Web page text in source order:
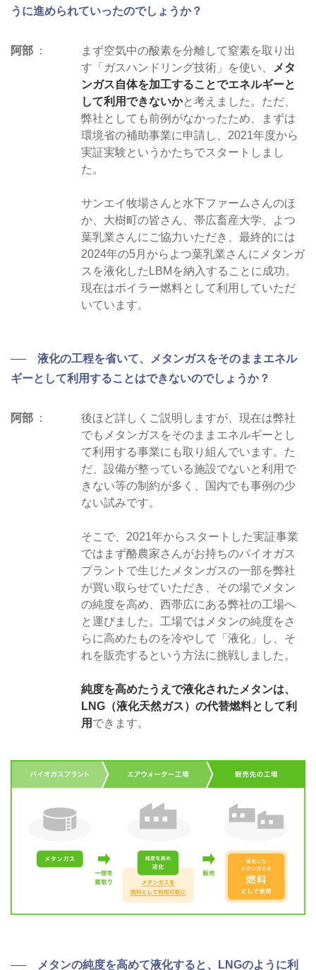
うに進められていったのでしょうか？
阿部
まず空気中の酸素を分離して窒素を取り出
す「ガスハンドリング技術」を使い、
メタ
ンガス自体を加工することでエネルギーと
して利用できないかと考えました。ただ、
弊社としても前例がなかったため、まずは
環境省の補助事業に申請し、2021年度から
実証実験というかたちでスタートしまし
た。
サンエイ牧場さんと水下ファームさんのほ
か、大樹町の皆さん、帯広畜産大学、よつ
葉乳業さんにご協力いただき、最終的には
2024年の5月からよつ葉乳業さんにメタンガ
スを液化したLBMを納入することに成功。
現在はボイラー燃料として利用していただ
いています。
── 液化の工程を省いて、メタンガスをそのままエネル
ギーとして利用することはできないのでしょうか？
阿部
後ほど詳しくご説明しますが、現在は弊社
でもメタンガスをそのままエネルギーとし
て利用する事業にも取り組んでいます。た
だ、設備が整っている施設でないと利用で
きない等の制約が多く、国内でも事例の少
ない試みです。
そこで、2021年からスタートした実証事業
ではまず酪農家さんがお持ちのバイオガス
プラントで生じたメタンガスの一部を弊社
が買い取らせていただき、その場でメタン
の純度を高め、西帯広にある弊社の工場へ
と運びました。工場ではメタンの純度をさ
らに高めたものを冷やして「液化」し、そ
れを販売するという方法に挑戦しました。
純度を高めたうえで液化されたメタンは、
LNG（液化天然ガス）の代替燃料として利
用 できます。
── メタンの純度を高めて液化すると、LNGのように利